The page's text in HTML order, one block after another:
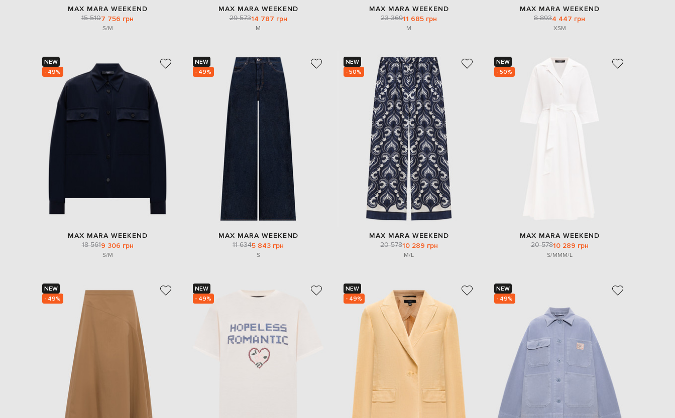
MAX MARA WEEKEND
15 5107 756 грн
S/M
MAX MARA WEEKEND
29 57314 787 грн
M
MAX MARA WEEKEND
23 36911 685 грн
M
MAX MARA WEEKEND
8 8934 447 грн
XSM
NEW
- 49%
MAX MARA WEEKEND
18 5619 306 грн
S/M
NEW
- 49%
MAX MARA WEEKEND
11 6345 843 грн
S
NEW
- 50%
MAX MARA WEEKEND
20 57810 289 грн
M/L
NEW
- 50%
MAX MARA WEEKEND
20 57810 289 грн
S/MMM/L
NEW
- 49%
NEW
- 49%
NEW
- 49%
NEW
- 49%